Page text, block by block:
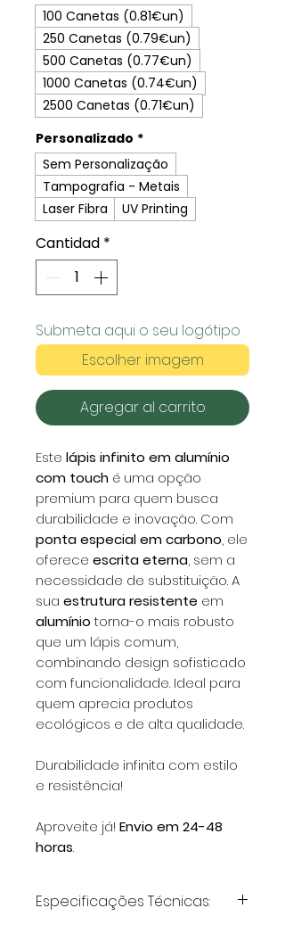
100 Canetas (0.81€un)
250 Canetas (0.79€un)
500 Canetas (0.77€un)
1000 Canetas (0.74€un)
2500 Canetas (0.71€un)
Personalizado *
Sem Personalização
Tampografia - Metais
Laser Fibra
UV Printing
Cantidad *
Submeta aqui o seu logótipo
Escolher imagem
Agregar al carrito
Este lápis infinito em alumínio
com touch é uma opção
premium para quem busca
durabilidade e inovação. Com
ponta especial em carbono, ele
oferece escrita eterna, sem a
necessidade de substituição. A
sua estrutura resistente em
alumíniotorna-o mais robusto
que um lápis comum,
combinando design sofisticado
com funcionalidade. Ideal para
quem aprecia produtos
ecológicos e de alta qualidade.
Durabilidade infinita com estilo
e resistência!
Aproveite já! Envio em 24-48
horas.
Especificações Técnicas: